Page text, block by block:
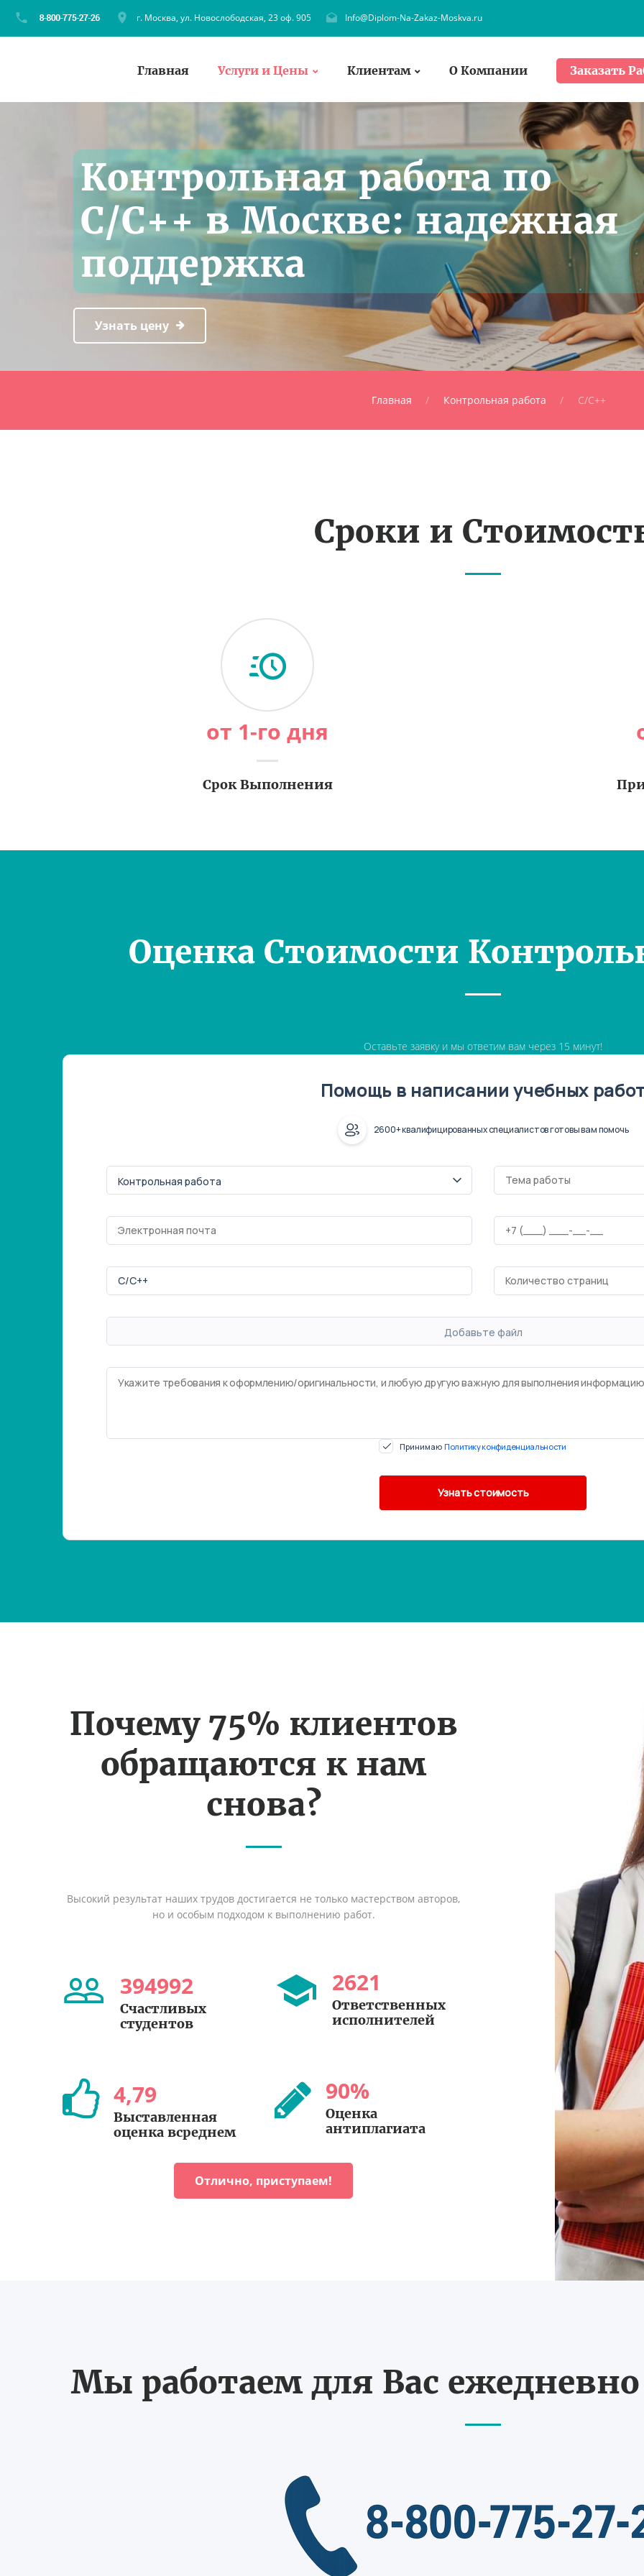
г. Москва, ул. Новослободская, 23 оф. 905 Info@Diplom-Na-Zakaz-Moskva.ru
Главная Услуги и Цены Клиентам О Компании Заказать
Контрольная работа по
C/C++ в Москве: надежная
поддержка
Узнать цену
Главная Контрольная работа C/C++
Сроки и
от 1-го дня
Срок Выполнения
Оценка Стоимости
Оставьте заявку и мы ответим вам через 15 минут!
Помощь в написании учебных
2600+ квалифицированных специалистов готовы вам помочь
Добавьте файл
Принимаю Политику конфиденциальности
Почему 75% клиентов
обращаются к нам
снова?
Высокий результат наших трудов достигается не только мастерством авторов,
но и особым подходом к выполнению работ.
394992
Счастливых
студентов
2621
Ответственных
исполнителей
4,79
Выставленная
оценка всреднем
90%
Оценка
антиплагиата
Отлично, приступаем!
Мы работаем для Вас ежедневно